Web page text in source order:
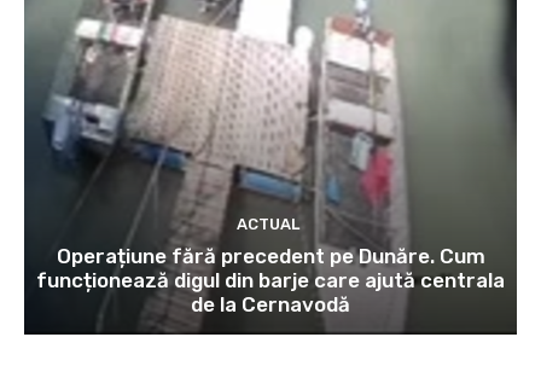
ACTUAL
Operațiune fără precedent pe Dunăre. Cum
funcționează digul din barje care ajută centrala
de la Cernavodă